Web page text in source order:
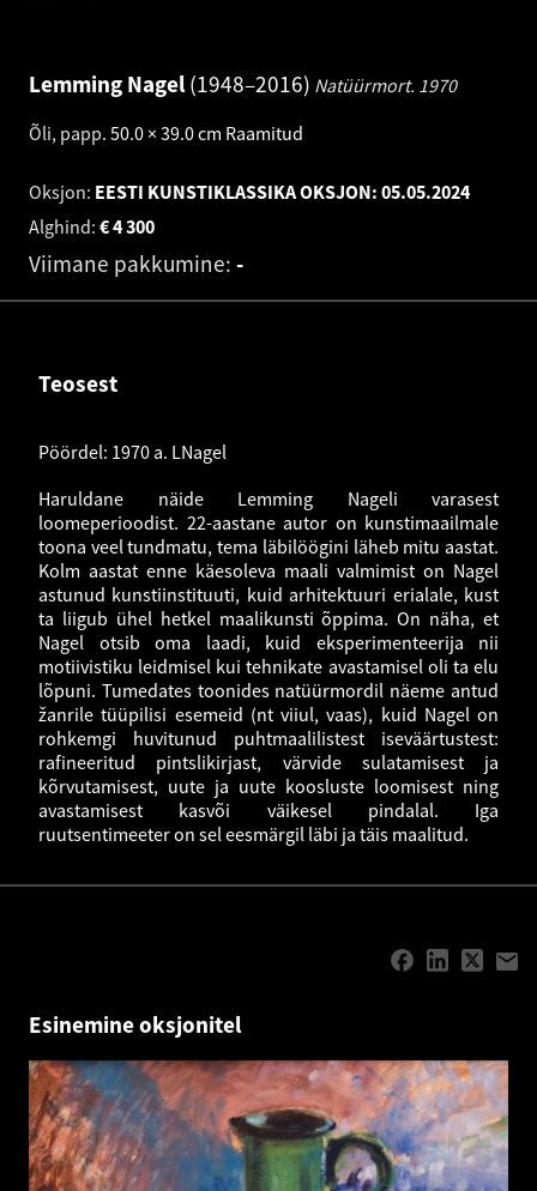
Lemming Nagel 1948–2016 Natüürmort. 1970
Õli, papp. 50.0 × 39.0 cm Raamitud
Oksjon: EESTI KUNSTIKLASSIKA OKSJON: 05.05.2024
Alghind:
4 300
€
Viimane pakkumine: -
Teosest
Pöördel: 1970 a. LNagel
Haruldane näide Lemming Nageli varasest
loomeperioodist. 22-aastane autor on kunstimaailmale
toona veel tundmatu, tema läbilöögini läheb mitu aastat.
Kolm aastat enne käesoleva maali valmimist on Nagel
astunud kunstiinstituuti, kuid arhitektuuri erialale, kust
ta liigub ühel hetkel maalikunsti õppima. On näha, et
Nagel otsib oma laadi, kuid eksperimenteerija nii
motiivistiku leidmisel kui tehnikate avastamisel oli ta elu
lõpuni. Tumedates toonides natüürmordil näeme antud
žanrile tüüpilisi esemeid (nt viiul, vaas), kuid Nagel on
rohkemgi huvitunud puhtmaalilistest iseväärtustest:
rafineeritud pintslikirjast, värvide sulatamisest ja
kõrvutamisest, uute ja uute koosluste loomisest ning
avastamisest kasvõi väikesel pindalal. Iga
ruutsentimeeter on sel eesmärgil läbi ja täis maalitud.
Esinemine oksjonitel